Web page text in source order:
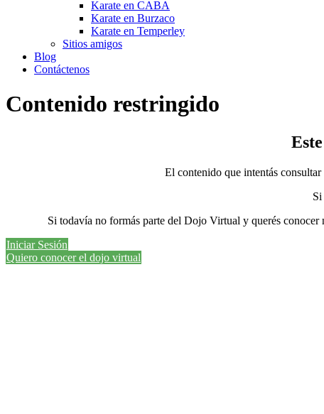
Karate en CABA
Karate en Burzaco
Karate en Temperley
Sitios amigos
Blog
Contáctenos
Contenido restringido
El contenido que intentás
Si todavía no formás parte del Dojo Virtual y querés conocer
Iniciar Sesión
Quiero conocer el dojo virtual